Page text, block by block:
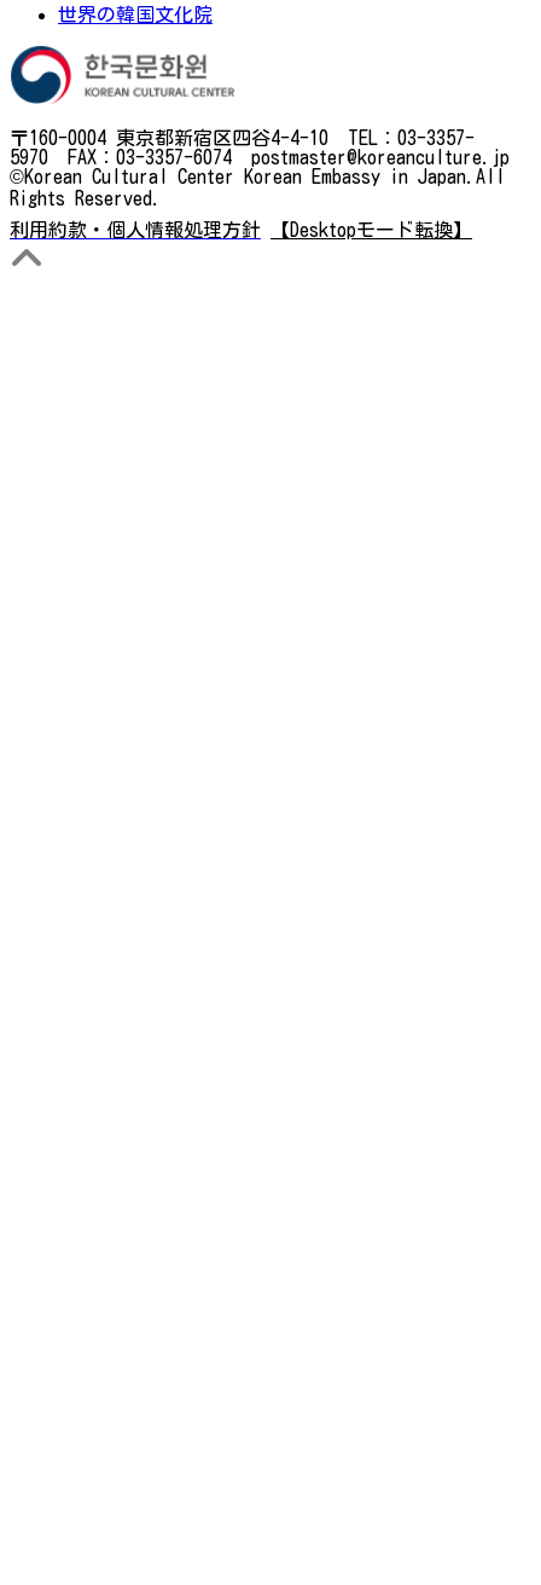
世界の韓国文化院
〒160-0004 東京都新宿区四谷4-4-10 TEL：03-3357-
5970 FAX：03-3357-6074 postmaster@koreanculture.jp
©Korean Cultural Center Korean Embassy in Japan.All
Rights Reserved.
利用約款・個人情報処理方針
【Desktopモード転換】